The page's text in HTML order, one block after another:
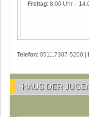
Freitag: 8.00 Uhr –
Telefon: 0511.7307-5200 |
HAUS DER